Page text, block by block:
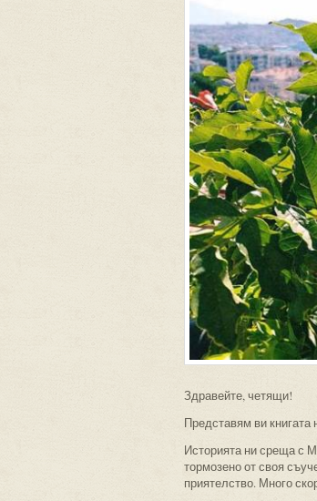
Здравейте, четящи!
Представям ви
Историята ни среща с
тормозено от своя
приятелство. Много